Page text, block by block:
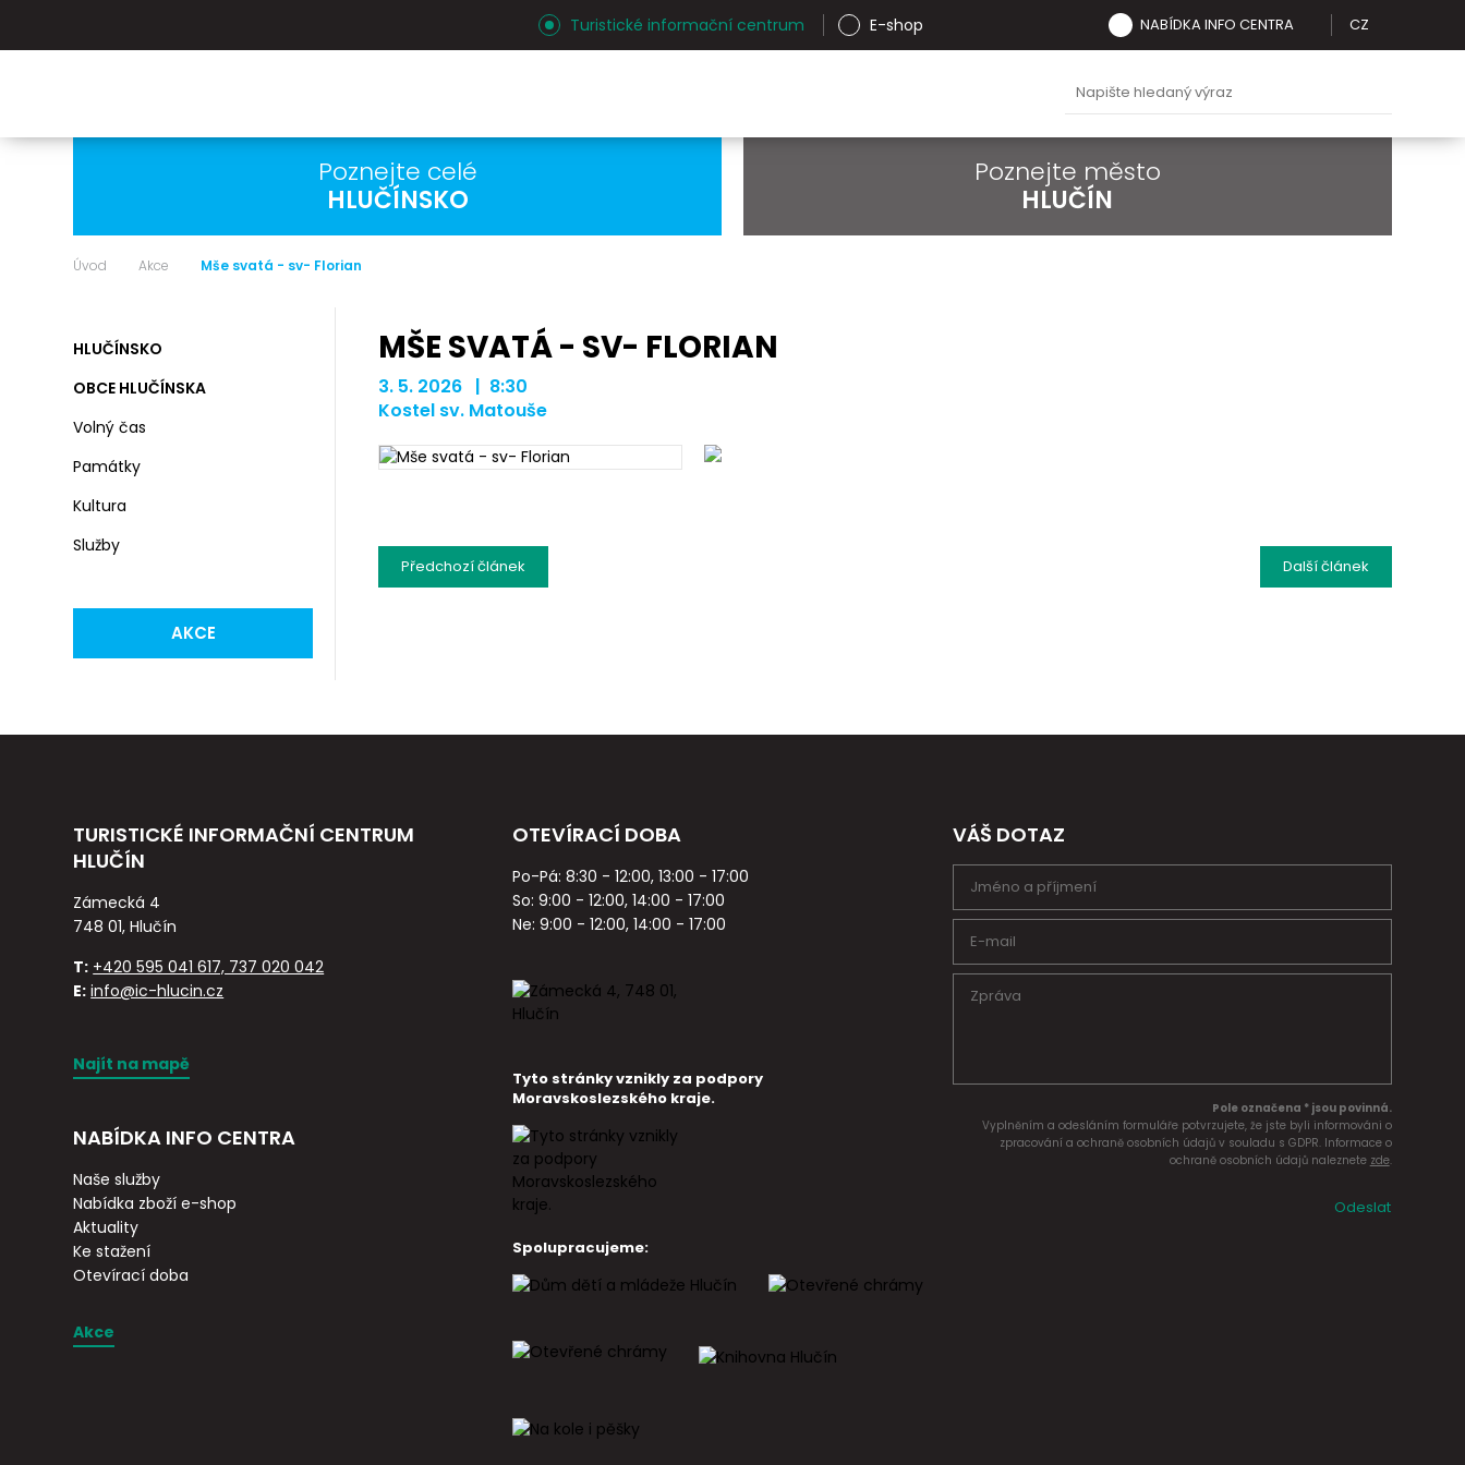
Turistické informační centrum E-shop NABÍDKA INFO CENTRA CZ
Poznejte celé
HLUČÍNSKO
Poznejte město
HLUČÍN
Úvod Akce Mše svatá - sv- Florian
HLUČÍNSKO
OBCE HLUČÍNSKA
Volný čas
Památky
Kultura
Služby
AKCE
MŠE SVATÁ - SV- FLORIAN
3. 5. 2026 | 8:30
Kostel sv. Matouše
Dalšíčlánek
Předchozíčlánek
TURISTICKÉ INFORMAČNÍ CENTRUM
HLUČÍN
Zámecká 4
748 01, Hlučín
T: +420 595 041 617, 737 020 042
E: info@ic-hlucin.cz
Najít na mapě
NABÍDKA INFO CENTRA
Naše služby
Nabídka zboží e-shop
Aktuality
Ke stažení
Otevírací doba
Akce
OTEVÍRACÍ DOBA
Po-Pá: 8:30 - 12:00, 13:00 - 17:00
So: 9:00 - 12:00, 14:00 - 17:00
Ne: 9:00 - 12:00, 14:00 - 17:00
Tyto stránky vznikly za podpory
Moravskoslezského kraje.
Spolupracujeme:
VÁŠ DOTAZ
Pole označena * jsou povinná.
Vyplněním a odesláním formuláře potvrzujete, že jste byli informováni o
zpracování a ochraně osobních údajů v souladu s GDPR. Informace o
ochraně osobních údajů naleznete zde.
Odeslat